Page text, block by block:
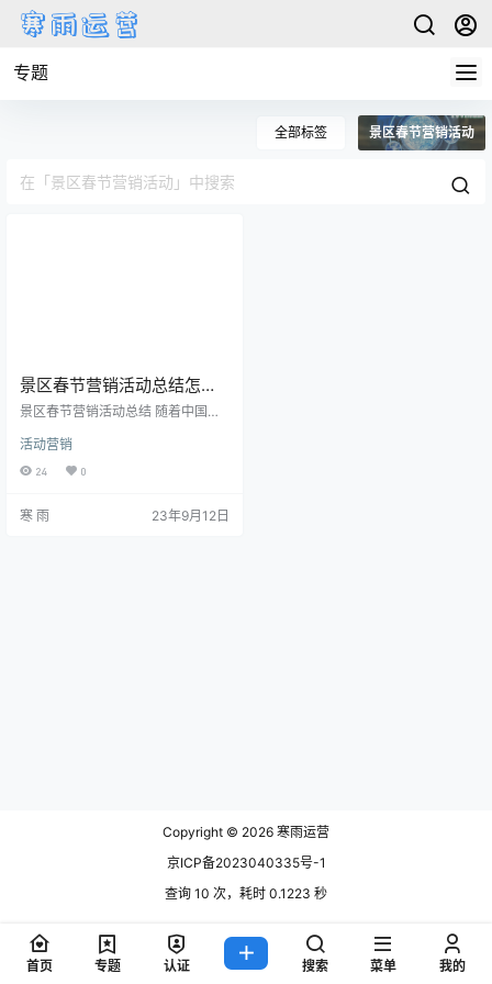
专题
全部标签 景区春节营销活动
景区春节营销活动总结怎么
写
景区春节营销活动总结 随着中国旅
活动在过去几年中越来越受到关
注。春节作为中国最重要的传统节
销活动的成功与否对于景区的发展
活动营销
24 0
寒 雨 23年9月12日
Copyright © 2026 寒雨运营
京ICP备2023040335号-1
查询 10 次，耗时 0.1223 秒
首页 专题 认证 搜索 菜单 我的